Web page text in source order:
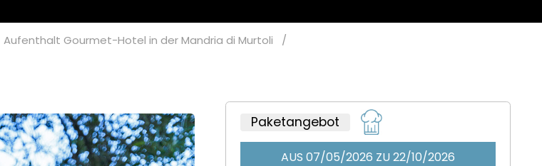
Aufenthalt Gourmet-Hotel in der Mandria di Murtoli
/
Paketangebot
AUS 07/05/2026 ZU 22/10/2026